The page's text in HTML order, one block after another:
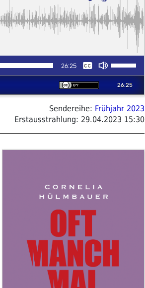
Sendereihe: Frühjahr 2023
Erstausstrahlung: 29.04.2023 15:30